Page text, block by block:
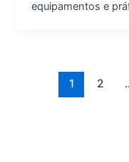
equipamentos e
1 2